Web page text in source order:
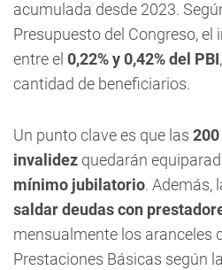
acumulada desde 2023.
Presupuesto del Congreso,
entre el 0,22% y 0,42% del PBI
cantidad de beneficiarios.
Un punto clave es que las
invalidez quedarán
mínimo jubilatorio. Además,
saldar deudas con
mensualmente los aranceles
Prestaciones Básicas según